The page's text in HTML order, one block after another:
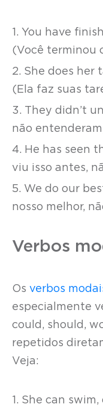
1. You have
(Você terminou
2. She does her
(Ela faz suas
3. They didn’t
não
4. He has seen
viu isso antes,
5. We do our
nosso melhor,
Verbos
Os verbos
especialmente
could, should,
repetidos
Veja:
1. She can